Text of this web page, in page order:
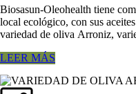
Biosasun-Oleohealth tiene
local ecológico, con sus
variedad de oliva Arroniz,
LEER MÁS